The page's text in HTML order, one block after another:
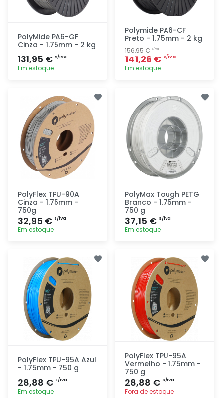
PolyMide PA6-GF
Cinza - 1.75mm - 2 kg
131,95 € s/iva
Em estoque
rapidamente
Polymide PA6-CF
Preto - 1.75mm - 2 kg
156,95 €s/iva
141,26 € s/iva
Em estoque
rapidamente
PolyFlex TPU-90A
Cinza - 1.75mm -
750g
32,95 € s/iva
Em estoque
rapidamente
PolyMax Tough PETG
Branco - 1.75mm -
750 g
37,15 € s/iva
Em estoque
rapidamente
PolyFlex TPU-95A Azul
- 1.75mm - 750 g
28,88 € s/iva
Em estoque
PolyFlex TPU-95A
Vermelho - 1.75mm -
750 g
28,88 € s/iva
Fora de estoque